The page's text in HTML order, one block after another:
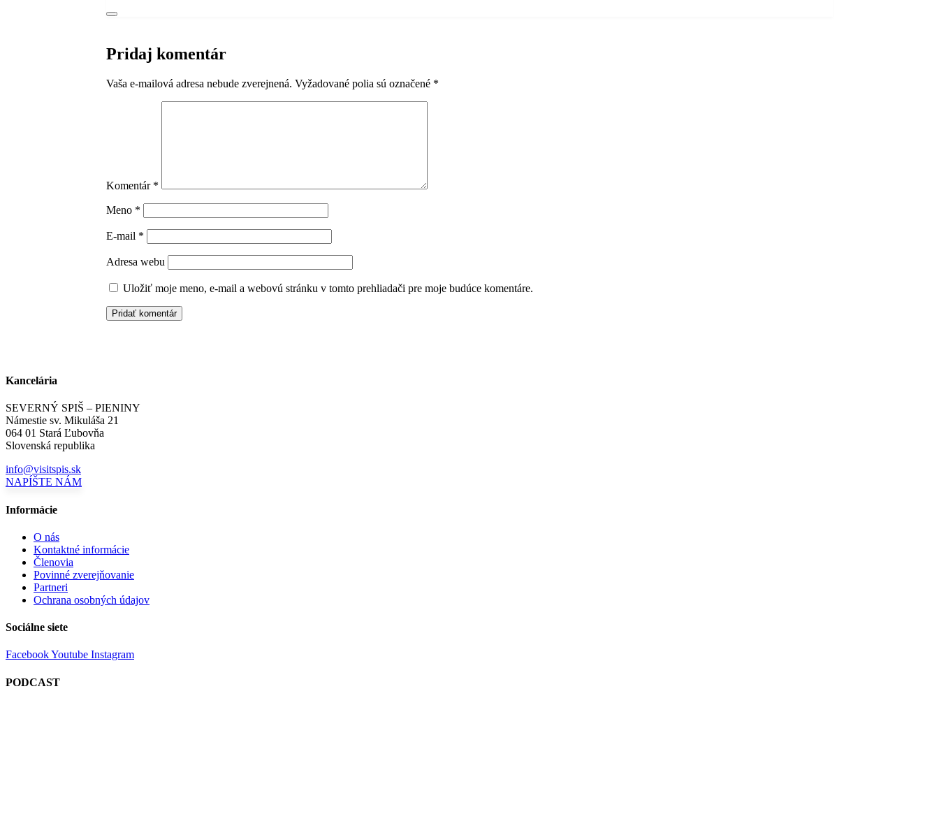
Pridaj komentár
Vaša e-mailová adresa nebude zverejnená. Vyžadované polia sú označené *
Komentár *
Meno *
E-mail *
Adresa webu
Uložiť moje meno, e-mail a webovú stránku v tomto prehliadači pre moje budúce komentáre.
Kancelária
SEVERNÝ SPIŠ – PIENINY
Námestie sv. Mikuláša 21
064 01 Stará Ľubovňa
Slovenská republika
info@visitspis.sk
NAPÍŠTE NÁM
Informácie
O nás
Kontaktné informácie
Členovia
Povinné zverejňovanie
Partneri
Ochrana osobných údajov
Sociálne siete
FacebookYoutube Instagram
PODCAST